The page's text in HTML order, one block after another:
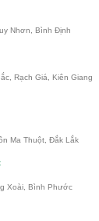
Nhơn, Bình Định
Rạch Giá, Kiên Giang
Ma Thuột, Đắk Lắk
Xoài, Bình Phước